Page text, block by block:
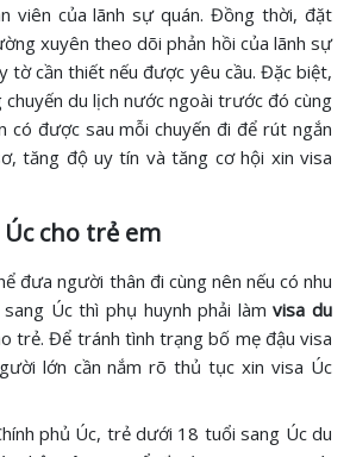
viên của lãnh sự quán. Đồng thời, đặt
xuyên theo dõi phản hồi của lãnh sự
tờ cần thiết nếu được yêu cầu. Đặc biệt,
chuyến du lịch nước ngoài trước đó cùng
có được sau mỗi chuyến đi để rút ngắn
tăng độ uy tín và tăng cơ hội xin visa
cho trẻ em
đưa người thân đi cùng nên nếu có nhu
Úc thì phụ huynh phải làm visa du
trẻ. Để tránh tình trạng bố mẹ đậu visa
lớn cần nắm rõ thủ tục xin visa Úc
phủ Úc, trẻ dưới 18 tuổi sang Úc du